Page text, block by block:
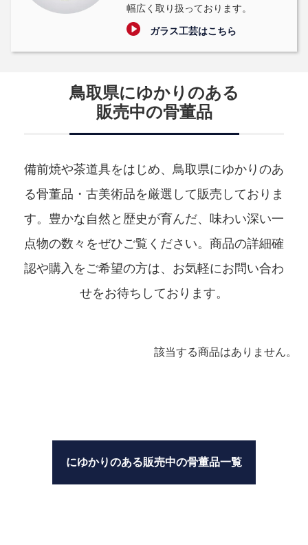
幅広く取り扱っております。
ガラス工芸はこちら
鳥取県にゆかりのある
販売中の骨董品
備前焼や茶道具をはじめ、鳥取県にゆかりのあ
る骨董品・古美術品を厳選して販売しておりま
す。 豊かな自然と歴史が育んだ、味わい深い一
点物の数々をぜひご覧ください。 商品の詳細確
認や購入をご希望の方は、お気軽にお問い合わ
せをお待ちしております。
該当する商品はありません。
にゆかりのある販売中の骨董品一覧